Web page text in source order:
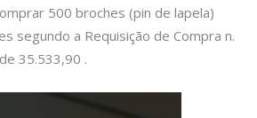
500 broches (pin de lapela)
segundo a Requisição de Compra n.
35.533,90 .